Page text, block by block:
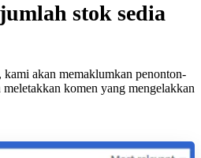
stok sedia
kami akan memaklumkan penonton-
meletakkan komen yang mengelakkan